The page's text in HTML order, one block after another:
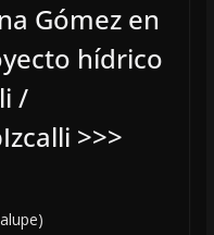
Gómez en
hídrico
/
>>>